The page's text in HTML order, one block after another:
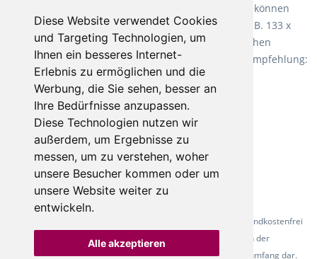
Diese Website verwendet Cookies
und Targeting Technologien, um
Ihnen ein besseres Internet-
Erlebnis zu ermöglichen und die
Werbung, die Sie sehen, besser an
Ihre Bedürfnisse anzupassen.
Diese Technologien nutzen wir
außerdem, um Ergebnisse zu
messen, um zu verstehen, woher
unsere Besucher kommen oder um
unsere Website weiter zu
entwickeln.
Alle akzeptieren
machen es schon lange vor. Sie können
Teppich in Ihrem gewünschten Sondermaß kaufen, z.B. 133 x
60cm. Vor allem in Schlafzimmern aufgrund der weichen
Oberfläche ein sehr beliebter Zusatzboden. Unsere Empfehlung:
Fletco Fluffy und Fletco Hermelin
* Alle Preise inkl. gesetzl. Mehrwertsteuer - Alle Artikel versandkostenfrei
ab 500 Euro in Deutschland! Die Abbildungen dienen der
Produktpräsentation und stellen nicht zwingend den Lieferumfang dar.